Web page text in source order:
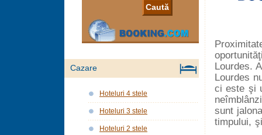
Lourdes.
Lourdes
ci este şi
sunt
timpului,
Cazare
Hoteluri 4 stele
Hoteluri 3 stele
Hoteluri 2 stele